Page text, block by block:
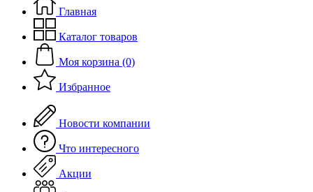
Главная
Каталог товаров
Моя корзина (0)
Избранное
Новости компании
Что интересного
Акции